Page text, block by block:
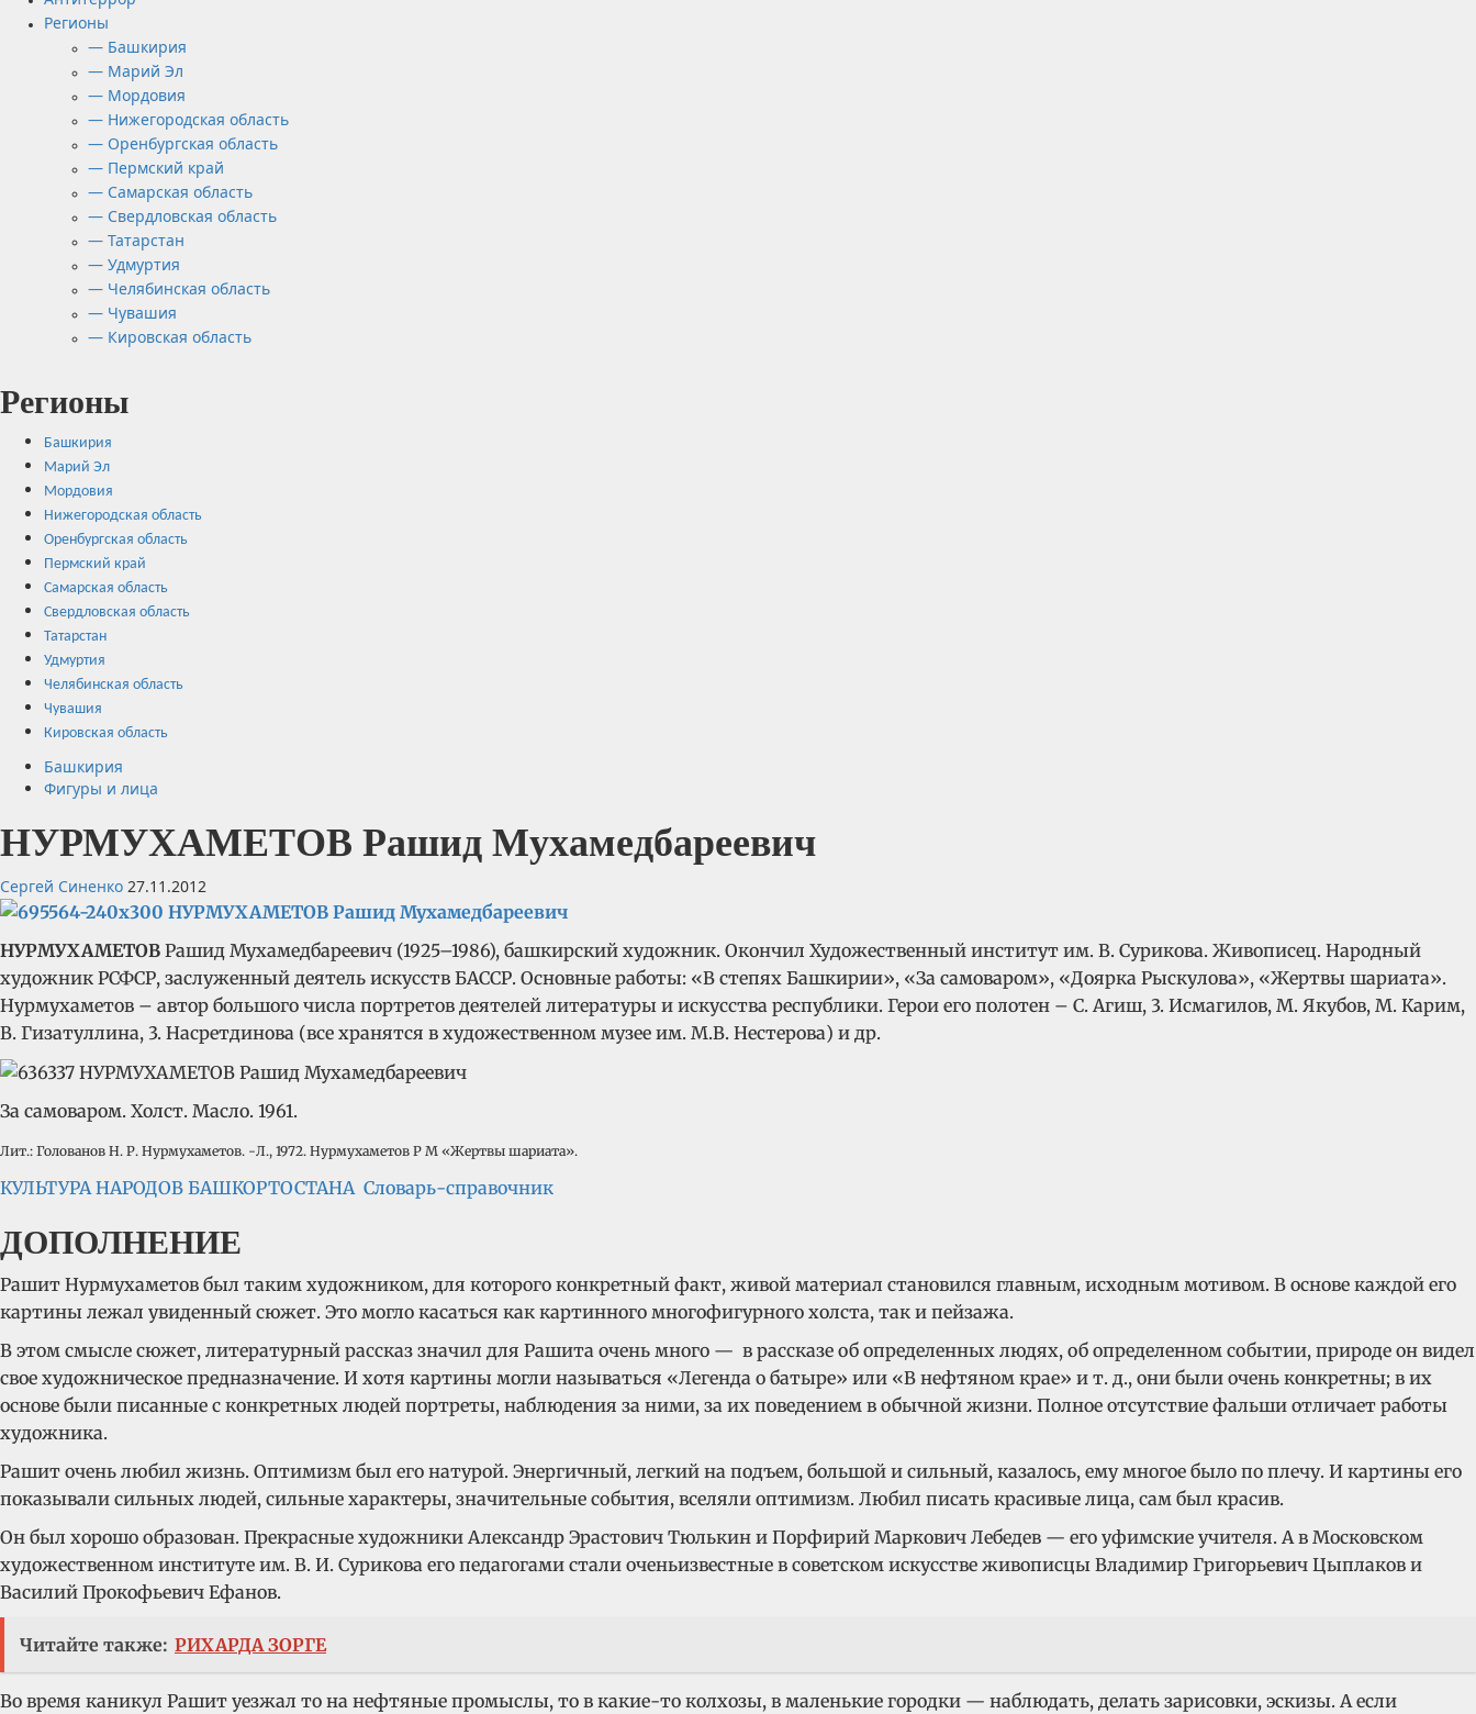
Регионы
— Башкирия
— Марий Эл
— Мордовия
— Нижегородская область
— Оренбургская область
— Пермский край
— Самарская область
— Свердловская область
— Татарстан
— Удмуртия
— Челябинская область
— Чувашия
— Кировская область
Регионы
Башкирия
Марий Эл
Мордовия
Нижегородская область
Оренбургская область
Пермский край
Самарская область
Свердловская область
Татарстан
Удмуртия
Челябинская область
Чувашия
Кировская область
Башкирия
Фигуры и лица
НУРМУХАМЕТОВ Рашид Мухамедбареевич
Сергей Синенко 27.11.2012
НУРМУХАМЕТОВ Рашид Мухамедбареевич (1925–1986), башкирский художник. Окончил Художественный институт им. В. Сурикова. Живописец. Народный
художник РСФСР, заслуженный деятель искусств БАССР. Основные работы: «В степях Башкирии», «За самоваром», «Доярка Рыскулова», «Жертвы шариата».
Нурмухаметов – автор большого числа портретов деятелей литературы и искусства республики. Герои его полотен – С. Агиш, 3. Исмагилов, М. Якубов, М. Карим,
В. Гизатуллина, 3. Насретдинова (все хранятся в художественном музее им. М.В. Нестерова) и др.
За самоваром. Холст. Масло. 1961.
Лит.: Голованов Н. Р. Нурмухаметов. -Л., 1972. Нурмухаметов Р М «Жертвы шариата».
КУЛЬТУРА НАРОДОВ БАШКОРТОСТАНА Словарь-справочник
ДОПОЛНЕНИЕ
Рашит Нурмухаметов был таким художником, для которого конкретный факт, живой материал становился главным, исходным мотивом. В основе каждой его
картины лежал увиденный сюжет. Это могло касаться как картинного многофигурного холста, так и пейзажа.
В этом смысле сюжет, литературный рассказ значил для Рашита очень много — в рассказе об определенных людях, об определенном событии, природе он видел
свое художническое предназначение. И хотя картины могли называться «Легенда о батыре» или «В нефтяном крае» и т. д., они были очень конкретны; в их
основе были писанные с конкретных людей портреты, наблюдения за ними, за их поведением в обычной жизни. Полное отсутствие фальши отличает работы
художника.
Рашит очень любил жизнь. Оптимизм был его натурой. Энергичный, легкий на подъем, большой и сильный, казалось, ему многое было по плечу. И картины его
показывали сильных людей, сильные характеры, значительные события, вселяли оптимизм. Любил писать красивые лица, сам был красив.
Он был хорошо образован. Прекрасные художники Александр Эрастович Тюлькин и Порфирий Маркович Лебедев — его уфимские учителя. А в Московском
художественном институте им. В. И. Сурикова его педагогами стали оченьизвестные в советском искусстве живописцы Владимир Григорьевич Цыплаков и
Василий Прокофьевич Ефанов.
Читайте также: РИХАРДА ЗОРГЕ
Во время каникул Рашит уезжал то на нефтяные промыслы, то в какие-то колхозы, в маленькие городки — наблюдать, делать зарисовки, эскизы. А если